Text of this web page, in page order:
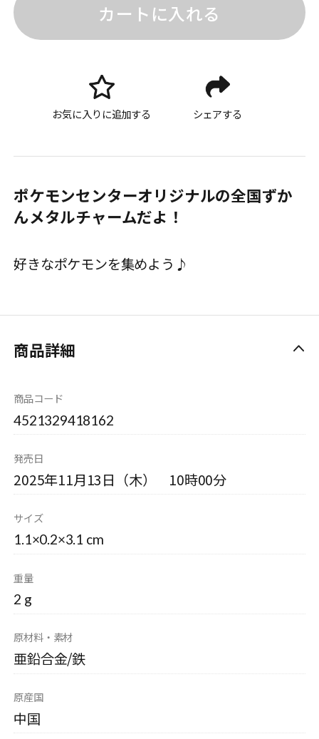
カートに入れる
お気に入りに追加する シェアする
ポケモンセンターオリジナルの全国ずか
んメタルチャームだよ！
好きなポケモンを集めよう♪
商品詳細
商品コード
4521329418162
発売日
2025年11月13日（木） 10時00分
サイズ
1.1×0.2×3.1 cm
重量
2 g
原材料・素材
亜鉛合金/鉄
原産国
中国